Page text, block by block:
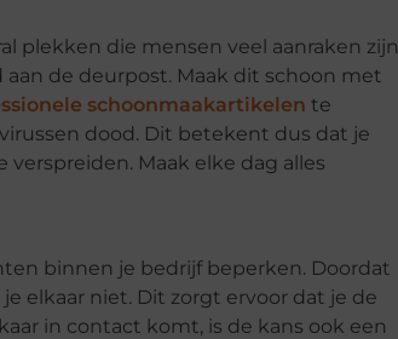
plekken die mensen veel aanraken zijn
de deurpost. Maak dit schoon met
schoonmaakartikelen te
dood. Dit betekent dus dat je
Maak elke dag alles
binnen je bedrijf beperken. Doordat
elkaar niet. Dit zorgt ervoor dat je de
in contact komt, is de kans ook een